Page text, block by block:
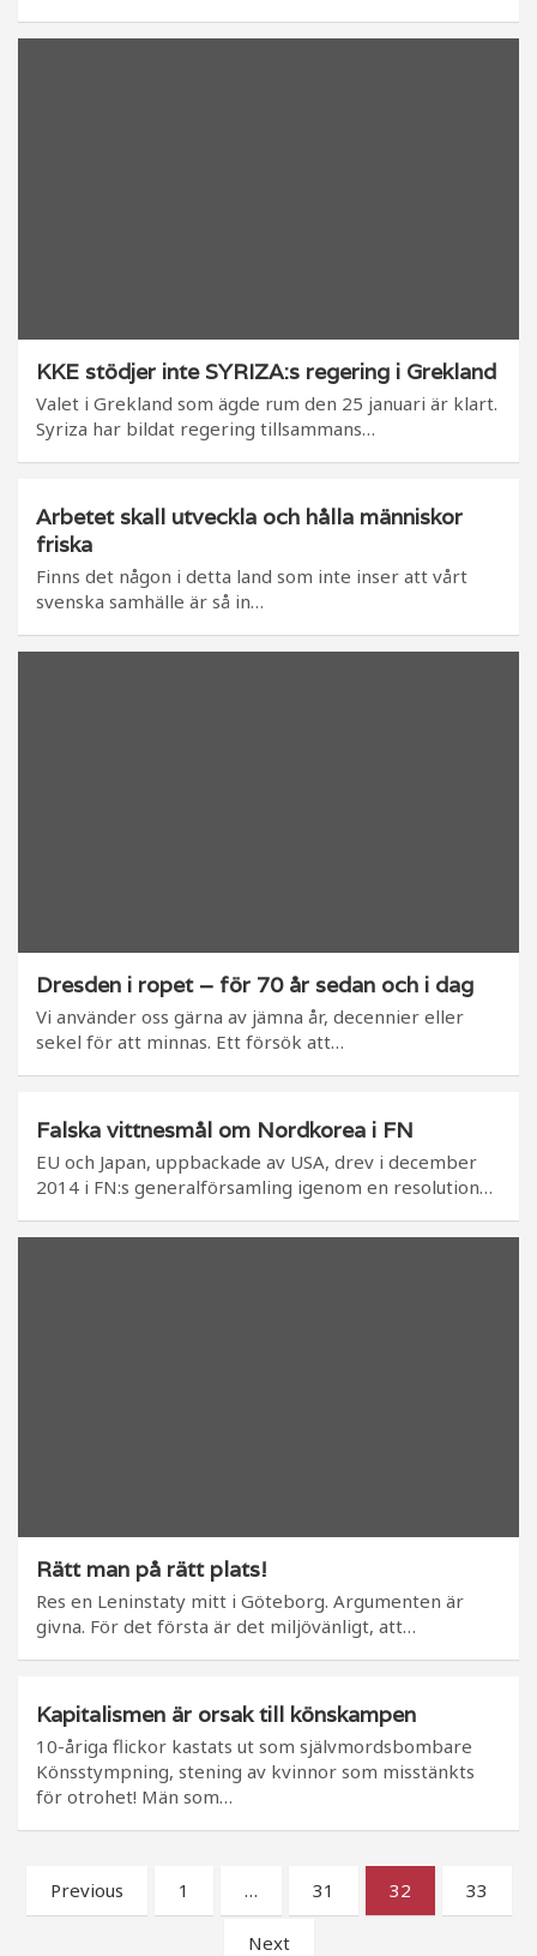
KKE stödjer inte SYRIZA:s regering i Grekland
Valet i Grekland som ägde rum den 25 januari är klart.
Syriza har bildat regering tillsammans…
Arbetet skall utveckla och hålla människor
friska
Finns det någon i detta land som inte inser att vårt
svenska samhälle är så in…
Dresden i ropet – för 70 år sedan och i dag
Vi använder oss gärna av jämna år, decennier eller
sekel för att minnas. Ett försök att…
Falska vittnesmål om Nordkorea i FN
EU och Japan, uppbackade av USA, drev i december
2014 i FN:s generalförsamling igenom en resolution…
Rätt man på rätt plats!
Res en Leninstaty mitt i Göteborg. Argumenten är
givna. För det första är det miljövänligt, att…
Kapitalismen är orsak till könskampen
10-åriga flickor kastats ut som självmordsbombare
Könsstympning, stening av kvinnor som misstänkts
för otrohet! Män som…
Sidnumrering
för
Previous 1 … 31 32 33
Next